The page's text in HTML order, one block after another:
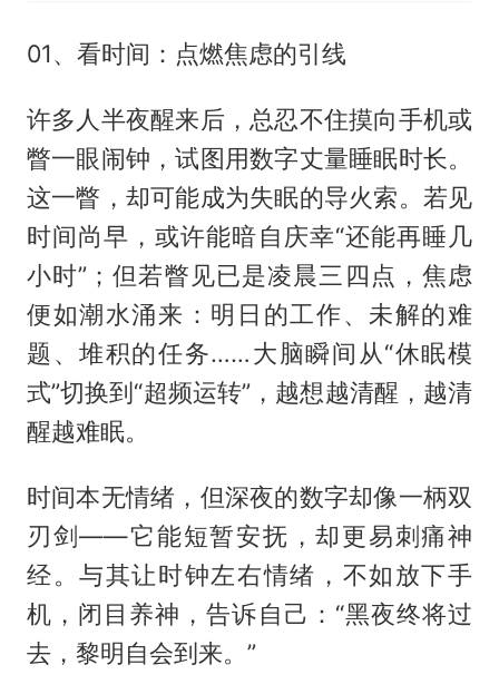
01、看时间：点燃焦虑的引线
许多人半夜醒来后，总忍不住摸向手机或
瞥一眼闹钟，试图用数字丈量睡眠时长。
这一瞥，却可能成为失眠的导火索。若见
时间尚早，或许能暗自庆幸“还能再睡几
小时”；但若瞥见已是凌晨三四点，焦虑
便如潮水涌来：明日的工作、未解的难
题、堆积的任务……大脑瞬间从“休眠模
式”切换到“超频运转”，越想越清醒，越清
醒越难眠。
时间本无情绪，但深夜的数字却像一柄双
刃剑——它能短暂安抚，却更易刺痛神
经。与其让时钟左右情绪，不如放下手
机，闭目养神，告诉自己：“黑夜终将过
去，黎明自会到来。”